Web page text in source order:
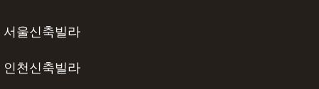
서울신축빌라
인천신축빌라